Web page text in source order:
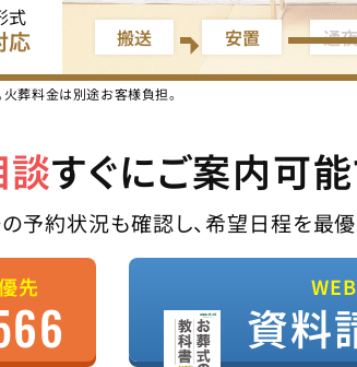
式
応 搬送 安置 通
葬料金は別途お客様負担。
談すぐにご案内可
予約状況も確認し、希望日程を最
先
資料